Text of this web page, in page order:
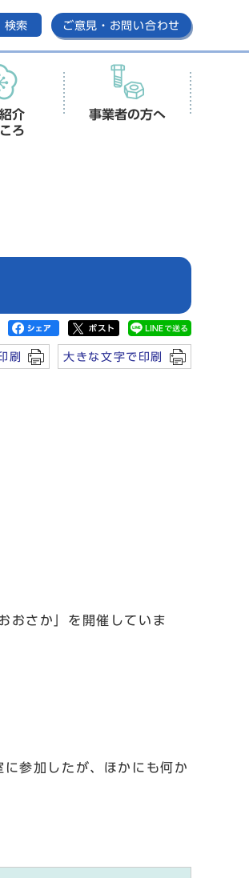
検索 ご意見・お問い合わせ
介
ろ
事業者の方へ
刷 大きな文字で印刷
おさか」を開催していま
参加したが、ほかにも何か